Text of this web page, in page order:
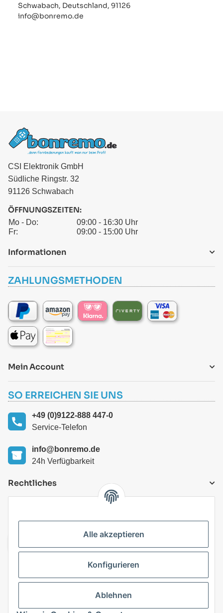
Schwabach, Deutschland, 91126
info@bonremo.de
CSI Elektronik GmbH
Südliche Ringstr. 32
91126 Schwabach
ÖFFNUNGSZEITEN:
Mo - Do:
09:00 - 16:30 Uhr
Fr:
09:00 - 15:00 Uhr
Informationen
ZAHLUNGSMETHODEN
Mein Account
SO ERREICHEN SIE UNS
+49 (0)9122-888 447-0
Service-Telefon
info@bonremo.de
24h Verfügbarkeit
Rechtliches
Vertrag widerrufen
Alle akzeptieren
Konfigurieren
Ablehnen